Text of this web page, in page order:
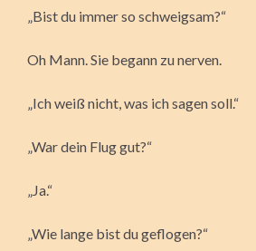
„Bist du immer so schweigsam?“
Oh Mann. Sie begann zu nerven.
„Ich weiß nicht, was ich sagen soll.“
„War dein Flug gut?“
„Ja.“
„Wie lange bist du geflogen?“